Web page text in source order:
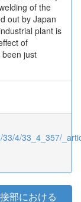
of the
out by Japan
plant is
of
just
33/4/33_4_357/
部における